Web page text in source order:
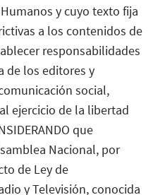
y cuyo texto fija
a los contenidos de
responsabilidades
de los editores y
social,
ejercicio de la libertad
que
Nacional, por
de Ley de
y Televisión, conocida